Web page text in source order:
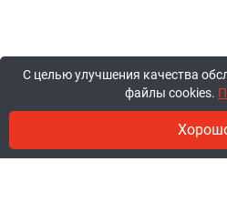
С целью улучшения качества
файлы cookies.